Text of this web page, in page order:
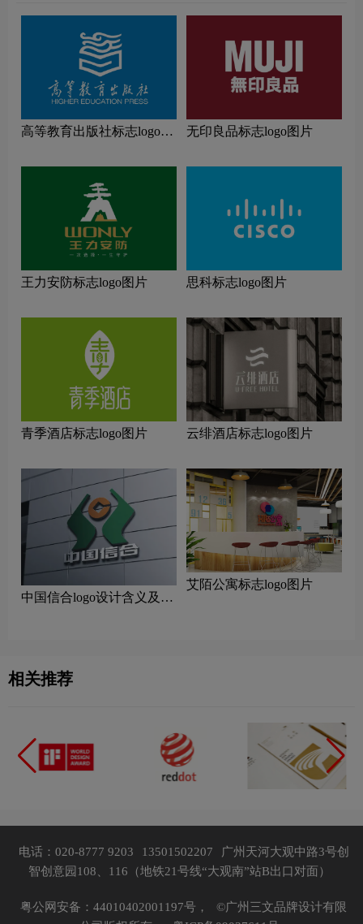
高等教育出版社标志logo图
无印良品标志logo图片
王力安防标志logo图片 思科标志logo图片
青季酒店标志logo图片 云绯酒店标志logo图片
中国信合logo设计含义及设
艾陌公寓标志logo图片
相关推荐
电话：020-8777 9203 13501502207
广州天河大观中路3号创
智创意园108、116（地铁21号线“大观南”站B出口对面）
粤公网安备：44010402001197号，
©广州三文品牌设计有限